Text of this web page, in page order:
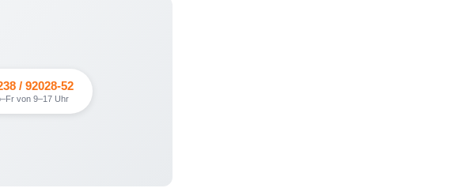
/ 92028-52
von 9–17 Uhr